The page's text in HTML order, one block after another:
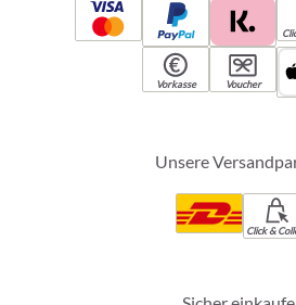
Vorkasse Voucher
Unsere
Click &